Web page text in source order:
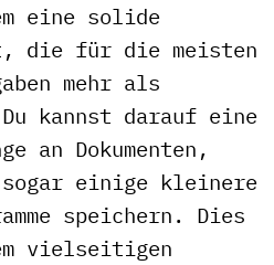
eine solide
die für die meisten
mehr als
kannst darauf eine
an Dokumenten,
einige kleinere
speichern. Dies
vielseitigen